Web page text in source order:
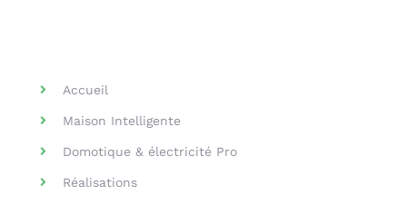
Accueil
Maison Intelligente
Domotique & électricité Pro
Réalisations